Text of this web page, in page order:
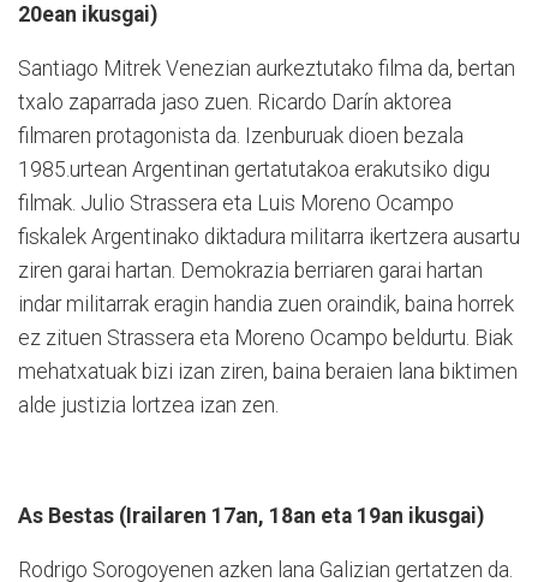
20ean ikusgai)
Santiago Mitrek Venezian aurkeztutako filma da, bertan
txalo zaparrada jaso zuen. Ricardo Darín aktorea
filmaren protagonista da. Izenburuak dioen bezala
1985.urtean Argentinan gertatutakoa erakutsiko digu
filmak. Julio Strassera eta Luis Moreno Ocampo
fiskalek Argentinako diktadura militarra ikertzera ausartu
ziren garai hartan. Demokrazia berriaren garai hartan
indar militarrak eragin handia zuen oraindik, baina horrek
ez zituen Strassera eta Moreno Ocampo beldurtu. Biak
mehatxatuak bizi izan ziren, baina beraien lana biktimen
alde justizia lortzea izan zen.
As Bestas (Irailaren 17an, 18an eta 19an ikusgai)
Rodrigo Sorogoyenen azken lana Galizian gertatzen da.